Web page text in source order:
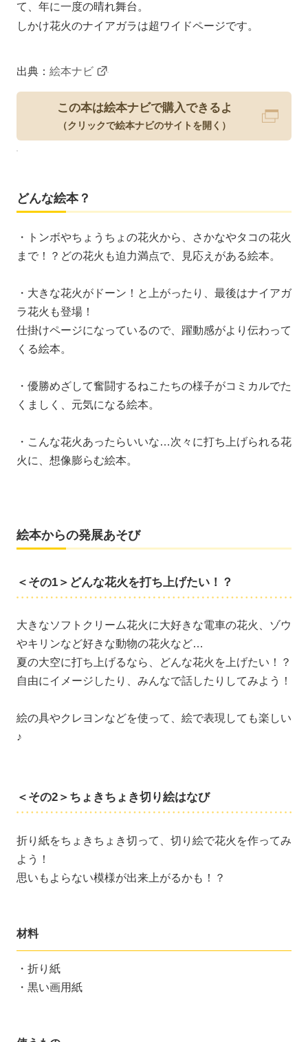
て、年に一度の晴れ舞台。
しかけ花火のナイアガラは超ワイドページです。
出典： 絵本ナビ
この本は絵本ナビで購入できるよ
（クリックで絵本ナビのサイトを開く）
どんな絵本？
・トンボやちょうちょの花火から、さかなやタコの花火
まで！？どの花火も迫力満点で、見応えがある絵本。
・大きな花火がドーン！と上がったり、最後はナイアガ
ラ花火も登場！
仕掛けページになっているので、躍動感がより伝わって
くる絵本。
・優勝めざして奮闘するねこたちの様子がコミカルでた
くましく、元気になる絵本。
・こんな花火あったらいいな…次々に打ち上げられる花
火に、想像膨らむ絵本。
絵本からの発展あそび
＜その1＞どんな花火を打ち上げたい！？
大きなソフトクリーム花火に大好きな電車の花火、ゾウ
やキリンなど好きな動物の花火など…
夏の大空に打ち上げるなら、どんな花火を上げたい！？
自由にイメージしたり、みんなで話したりしてみよう！
絵の具やクレヨンなどを使って、絵で表現しても楽しい
♪
＜その2＞ちょきちょき切り絵はなび
折り紙をちょきちょき切って、切り絵で花火を作ってみ
よう！
思いもよらない模様が出来上がるかも！？
材料
・折り紙
・黒い画用紙